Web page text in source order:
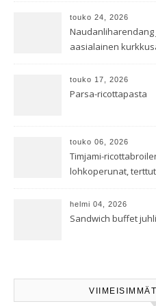
touko 24, 2026
Naudanliharendang
aasialainen
touko 17, 2026
Parsa-ricottapasta
touko 06, 2026
Timjami-
lohkoperunat,
salaatti
helmi 04, 2026
Sandwich buffet